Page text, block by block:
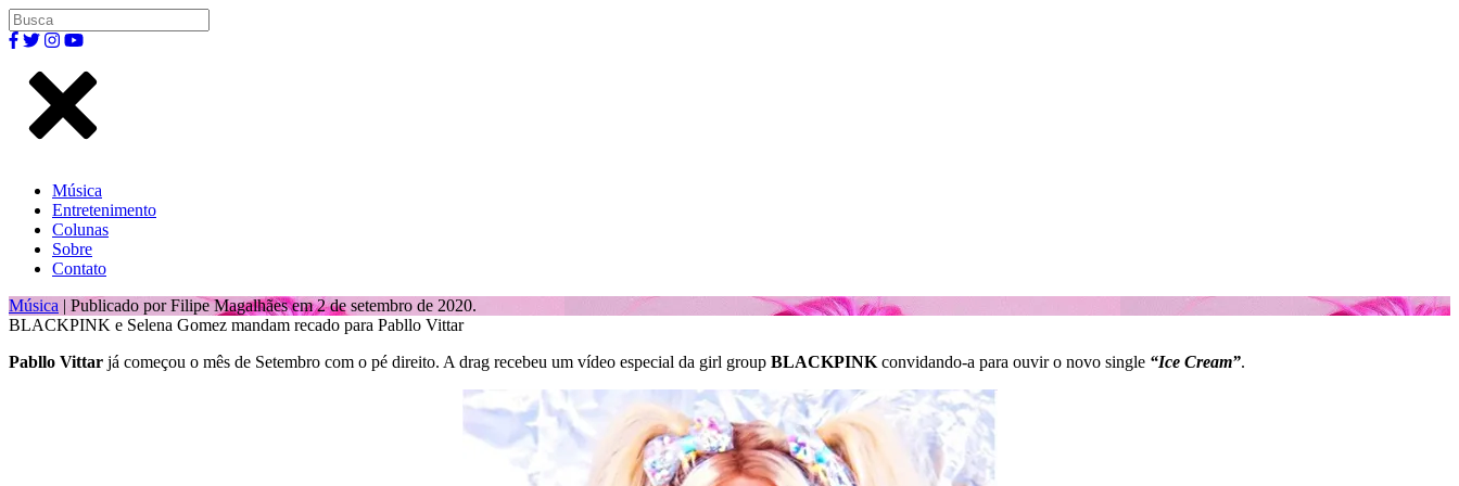
Música
Entretenimento
Colunas
Sobre
Contato
Música | Publicado por Filipe Magalhães em 2 de setembro de 2020.
BLACKPINK e Selena Gomez mandam recado para Pabllo Vittar
Pabllo Vittar já começou o mês de Setembro com o pé direito. A drag recebeu um vídeo especial da girl group BLACKPINK convidando-a para ouvir o novo single “Ice Cream”.